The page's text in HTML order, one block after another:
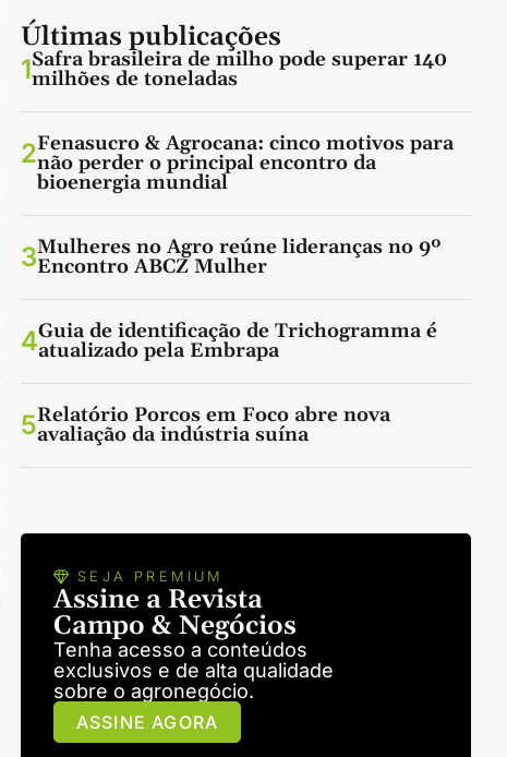
Últimas publicações
1Safra brasileira de milho pode superar 140
milhões de toneladas
2Fenasucro & Agrocana: cinco motivos para
não perder o principal encontro da
bioenergia mundial
3Mulheres no Agro reúne lideranças no 9º
Encontro ABCZ Mulher
4Guia de identificação de Trichogramma é
atualizado pela Embrapa
5Relatório Porcos em Foco abre nova
avaliação da indústria suína
SEJA PREMIUM
Assine a Revista
Campo & Negócios
Tenha acesso a conteúdos
exclusivos e de alta qualidade
sobre o agronegócio.
ASSINE AGORA